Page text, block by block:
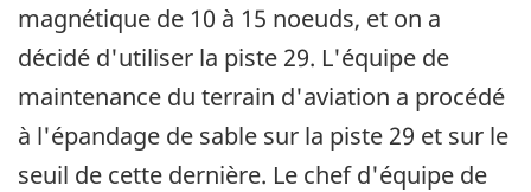
magnétique de 10 à 15 noeuds, et on a
décidé d'utiliser la piste 29. L'équipe de
maintenance du terrain d'aviation a procédé
à l'épandage de sable sur la piste 29 et sur le
seuil de cette dernière. Le chef d'équipe de